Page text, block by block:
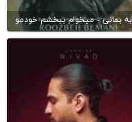
بمانی - میخوام ببخشم خودمو